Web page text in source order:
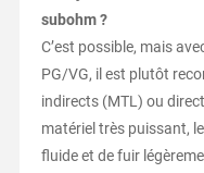
subohm ?
C’est possible, mais
PG/VG, il est plutôt
indirects (MTL) ou
matériel très puissant,
fluide et de fuir